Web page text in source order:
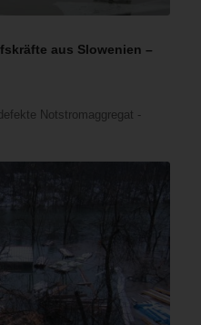
aus Slowenien –
Notstromaggregat -